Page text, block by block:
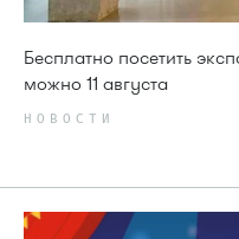
Бесплатно посетить
можно 11 августа
НОВОСТИ